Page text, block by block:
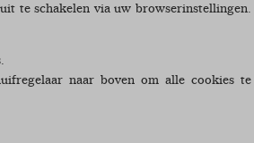
te schakelen via uw browserinstellingen.
naar boven om alle cookies te